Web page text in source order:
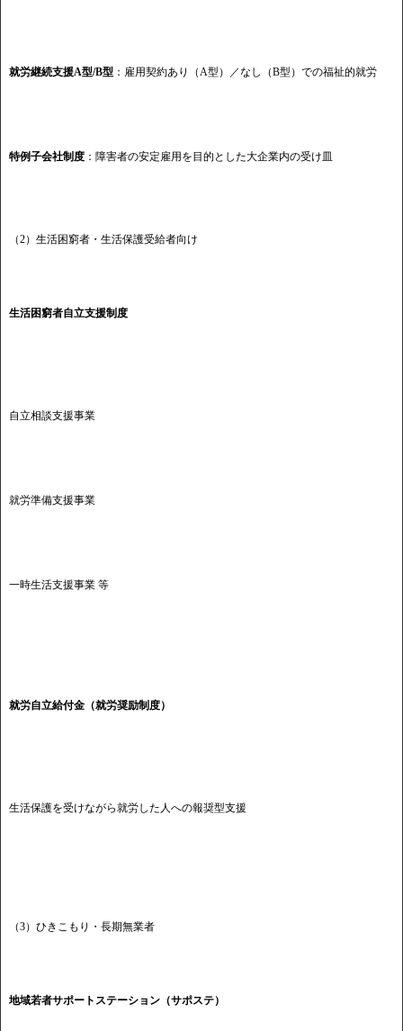
就労継続支援A型/B型 ：雇用契約あり（A型）／なし（B型）での福祉的就労
特例子会社制度 ：障害者の安定雇用を目的とした大企業内の受け皿
（2）生活困窮者・生活保護受給者向け
生活困窮者自立支援制度
自立相談支援事業
就労準備支援事業
一時生活支援事業 等
就労自立給付金（就労奨励制度）
生活保護を受けながら就労した人への報奨型支援
（3）ひきこもり・長期無業者
地域若者サポートステーション（サポステ）